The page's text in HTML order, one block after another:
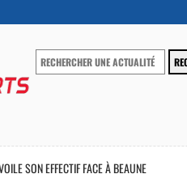
SON EFFECTIF FACE À BEAUNE